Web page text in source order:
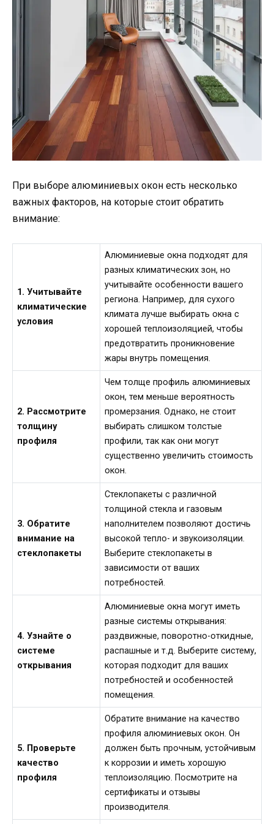
При выборе алюминиевых окон есть несколько
важных факторов, на которые стоит обратить
внимание:
1. Учитывайте
климатические
условия
Алюминиевые окна подходят для
разных климатических зон, но
учитывайте особенности вашего
региона. Например, для сухого
климата лучше выбирать окна с
хорошей теплоизоляцией, чтобы
предотвратить проникновение
жары внутрь помещения.
2. Рассмотрите
толщину
профиля
Чем толще профиль алюминиевых
окон, тем меньше вероятность
промерзания. Однако, не стоит
выбирать слишком толстые
профили, так как они могут
существенно увеличить стоимость
окон.
3. Обратите
внимание на
стеклопакеты
Стеклопакеты с различной
толщиной стекла и газовым
наполнителем позволяют достичь
высокой тепло- и звукоизоляции.
Выберите стеклопакеты в
зависимости от ваших
потребностей.
4. Узнайте о
системе
открывания
Алюминиевые окна могут иметь
разные системы открывания:
раздвижные, поворотно-откидные,
распашные и т.д. Выберите систему,
которая подходит для ваших
потребностей и особенностей
помещения.
5. Проверьте
качество
профиля
Обратите внимание на качество
профиля алюминиевых окон. Он
должен быть прочным, устойчивым
к коррозии и иметь хорошую
теплоизоляцию. Посмотрите на
сертификаты и отзывы
производителя.